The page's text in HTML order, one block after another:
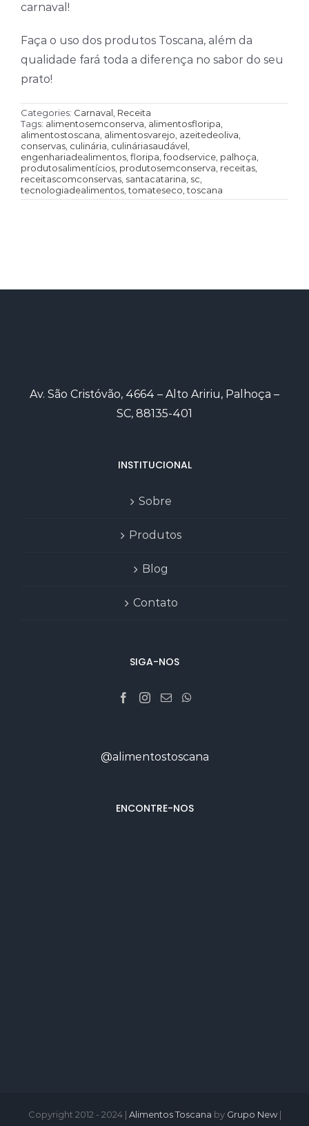
carnaval!
Faça o uso dos produtos Toscana, além da
qualidade fará toda a diferença no sabor do seu
prato!
Categories: Carnaval Receita
Tags: alimentosemconserva alimentosfloripa
alimentostoscana alimentosvarejo azeitedeoliva
conservas, culinária culináriasaudável
engenhariadealimentos, floripa ,foodservice, palhoça
produtosalimentícios, produtosemconserva receitas,
receitascomconservas, santacatarina sc
tecnologiadealimentos,tomateseco ,toscana
Av. São Cristóvão, 4664 – Alto Aririu, Palhoça –
SC, 88135-401
INSTITUCIONAL
Sobre
Produtos
Blog
Contato
SIGA-NOS
@alimentostoscana
ENCONTRE-NOS
Copyright 2012 - 2024 | Alimentos Toscana by Grupo New|